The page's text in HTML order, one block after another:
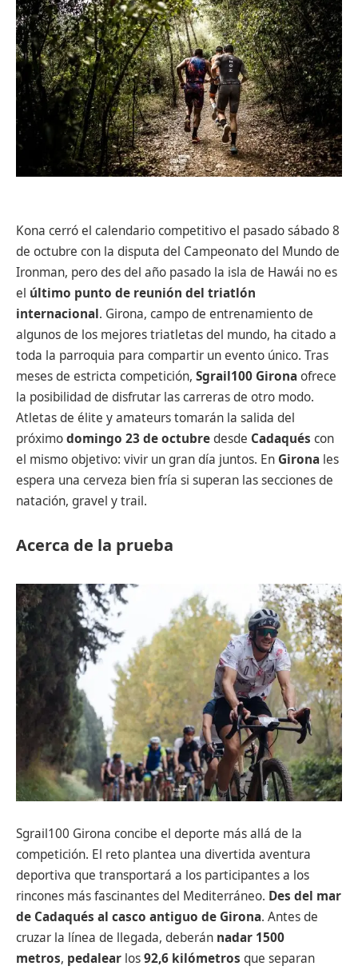
Kona cerró el calendario competitivo el pasado sábado 8
de octubre con la disputa del Campeonato del Mundo de
Ironman, pero des del año pasado la isla de Hawái no es
el último punto de reunión del triatlón
internacional. Girona, campo de entrenamiento de
algunos de los mejores triatletas del mundo, ha citado a
toda la parroquia para compartir un evento único. Tras
meses de estricta competición, Sgrail100 Gironaofrece
la posibilidad de disfrutar las carreras de otro modo.
Atletas de élite y amateurs tomarán la salida del
próximodomingo 23 de octubredesde Cadaqués con
el mismo objetivo: vivir un gran día juntos. En Girona les
espera una cerveza bien fría si superan las secciones de
natación, gravel y trail.
Acerca de la prueba
Sgrail100 Girona concibe el deporte más allá de la
competición. El reto plantea una divertida aventura
deportiva que transportará a los participantes a los
rincones más fascinantes del Mediterráneo. Des del mar
de Cadaqués al casco antiguo de Girona. Antes de
cruzar la línea de llegada, deberán nadar 1500
metros, pedalear los92,6 kilómetros que separan